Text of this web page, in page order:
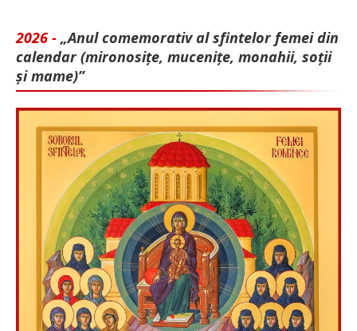
2026 - „Anul comemorativ al sfintelor femei din
calendar (mironosițe, mu­cenițe, monahii, soții
și mame)”